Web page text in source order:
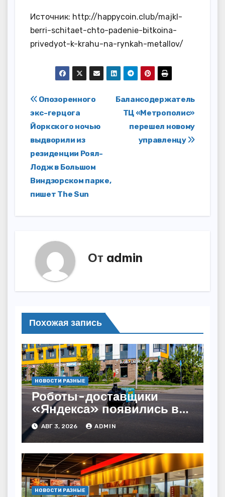
Источник: http://happycoin.club/majkl-
berri-schitaet-chto-padenie-bitkoina-
privedyot-k-krahu-na-rynkah-metallov/
Навигация
по
записям
Балансодержатель
ТЦ «Метрополис»
перешел новому
управленцу
Опозоренного
экс-герцога
Йоркского ночью
выдворили из
резиденции Роял-
Лодж в Большом
Виндзорском парке,
пишет The Sun
От admin
Похожая запись
НОВОСТИ РАЗНЫЕ
Роботы-доставщики
«Яндекса» появились в
Казахстане
АВГ 3, 2026 ADMIN
НОВОСТИ РАЗНЫЕ